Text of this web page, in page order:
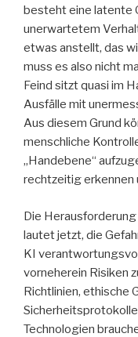
besteht eine latente
unerwartetem
etwas anstellt, das
muss es also nicht
Feind sitzt quasi im
Ausfälle mit
Aus diesem Grund
menschliche
„Handebene“
rechtzeitig erkennen
Die
lautet jetzt, die
KI
vorneherein Risiken
Richtlinien, ethische
Technologien